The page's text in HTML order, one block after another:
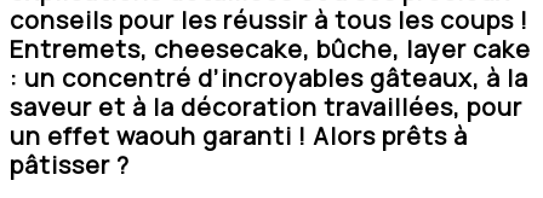
conseils pour les réussir à tous les coups !
Entremets, cheesecake, bûche, layer cake
: un concentré d’incroyables gâteaux, à la
saveur et à la décoration travaillées, pour
un effet waouh garanti ! Alors prêts à
pâtisser ?